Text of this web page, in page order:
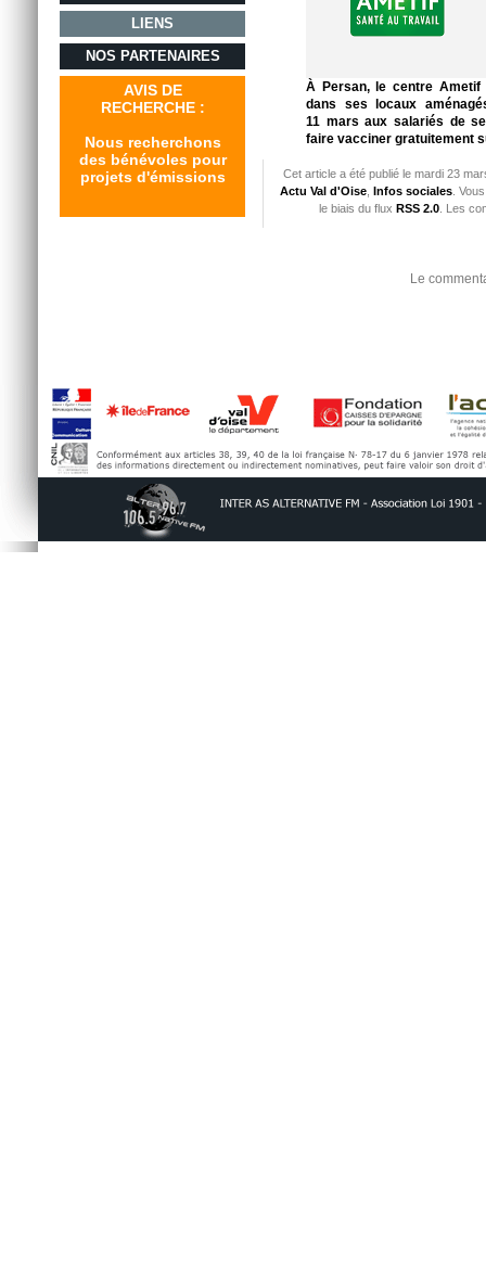
LIENS
NOS PARTENAIRES
AVIS DE
RECHERCHE :
Nous recherchons
des bénévoles pour
projets d'émissions
À Persan, le centre
dans ses locaux
11 mars aux salariés de
faire vacciner gratuitement
Cet article a été publié le mardi 23
Actu Val d'Oise Infos sociales .
le biais du flux RSS 2.0 . Les
Le